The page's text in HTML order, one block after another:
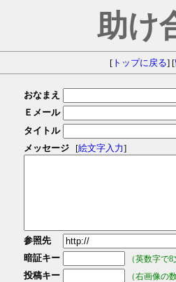
助け
[トップに戻る] [
おなまえ
Ｅメール
タイトル
メッセージ
[絵文字入力]
参照先
暗証キー
（英数字で
投稿キー （右画像の